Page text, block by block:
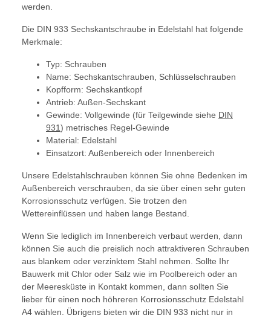
werden.
Die DIN 933 Sechskantschraube in Edelstahl hat folgende
Merkmale:
Typ: Schrauben
Name: Sechskantschrauben, Schlüsselschrauben
Kopfform: Sechskantkopf
Antrieb: Außen-Sechskant
Gewinde: Vollgewinde (für Teilgewinde siehe DIN
931) metrisches Regel-Gewinde
Material: Edelstahl
Einsatzort: Außenbereich oder Innenbereich
Unsere Edelstahlschrauben können Sie ohne Bedenken im
Außenbereich verschrauben, da sie über einen sehr guten
Korrosionsschutz verfügen. Sie trotzen den
Wettereinflüssen und haben lange Bestand.
Wenn Sie lediglich im Innenbereich verbaut werden, dann
können Sie auch die preislich noch attraktiveren Schrauben
aus blankem oder verzinktem Stahl nehmen. Sollte Ihr
Bauwerk mit Chlor oder Salz wie im Poolbereich oder an
der Meeresküste in Kontakt kommen, dann sollten Sie
lieber für einen noch höhreren Korrosionsschutz Edelstahl
A4 wählen. Übrigens bieten wir die DIN 933 nicht nur in